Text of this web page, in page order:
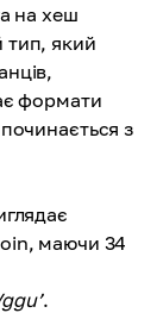
на хеш
тип, який
формати
з
маючи 34
.